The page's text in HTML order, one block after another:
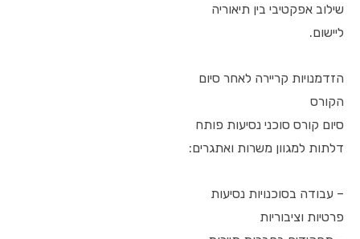
שילוב אפקטיבי בין תיאוריה
ליישום.
הזדמנויות קריירה לאחר סיום
הקורס
סיום קורס סוכני נסיעות פותח
דלתות למגוון משרות ואתגרים:
– עבודה בסוכנויות נסיעות
פרטיות וציבוריות